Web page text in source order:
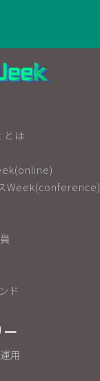
は
Week(conference)
ド
用